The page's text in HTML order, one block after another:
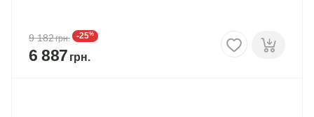
9 182 -25%
6 887